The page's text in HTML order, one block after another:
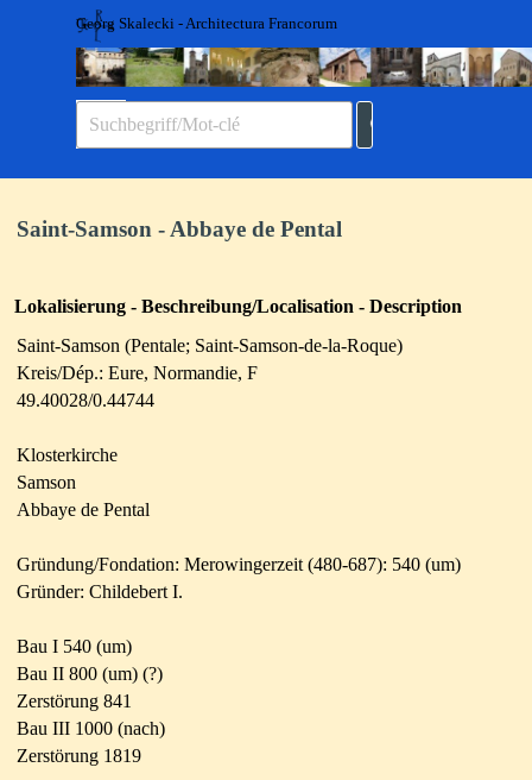
Direkt zum Seiteninhalt
Georg Skalecki - Architectura Francorum
Saint-Samson - Abbaye de Pental
Lokalisierung - Beschreibung/Localisation - Description
Saint-Samson (Pentale; Saint-Samson-de-la-Roque)
Kreis/Dép.: Eure, Normandie, F
49.40028/0.44744
Klosterkirche
Samson
Abbaye de Pental
Gründung/Fondation: Merowingerzeit (480-687): 540 (um)
Gründer: Childebert I.
Bau I 540 (um)
Bau II 800 (um) (?)
Zerstörung 841
Bau III 1000 (nach)
Zerstörung 1819